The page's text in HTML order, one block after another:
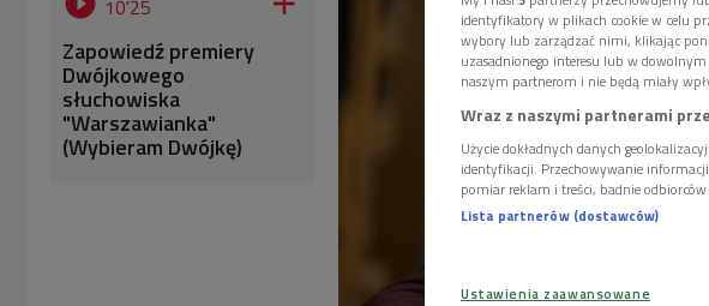
10'25
Zapowiedź premiery
Dwójkowego
słuchowiska
"Warszawianka"
(Wybieram Dwójkę)
identyfikatory w plikach cookie w celu
wybory lub zarządzać nimi, klikając
uzasadnionego interesu lub w
naszym partnerom i nie będą miały
Wraz z naszymi partnerami
Użycie dokładnych danych
identyfikacji. Przechowywanie
pomiar reklam i treści, badnie odbiorców
Lista partnerów (dostawców)
Ustawienia zaawansowane